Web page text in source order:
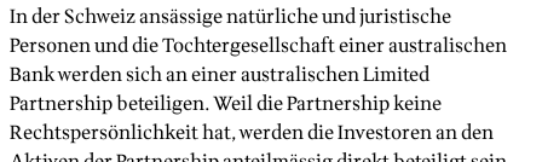
In der Schweiz ansässige natürliche und juristische
Personen und die Tochtergesellschaft einer australischen
Bank werden sich an einer australischen Limited
Partnership beteiligen. Weil die Partnership keine
Rechtspersönlichkeit hat, werden die Investoren an den